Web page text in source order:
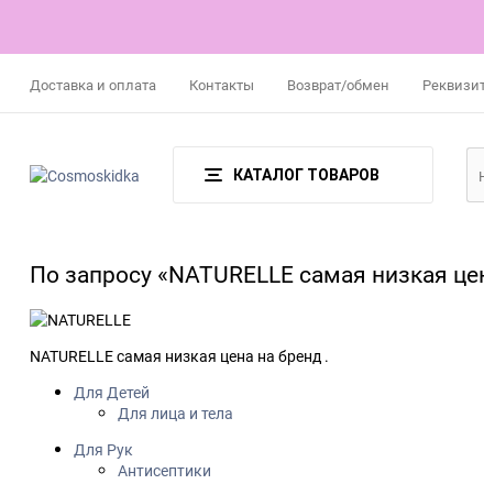
Доставка и оплата Контакты Возврат/обмен
КАТАЛОГ ТОВАРОВ
По запросу «NATURELLE cамая низкая
NATURELLE cамая низкая цена на бренд .
Для Детей
Для лица и тела
Для Рук
Антисептики